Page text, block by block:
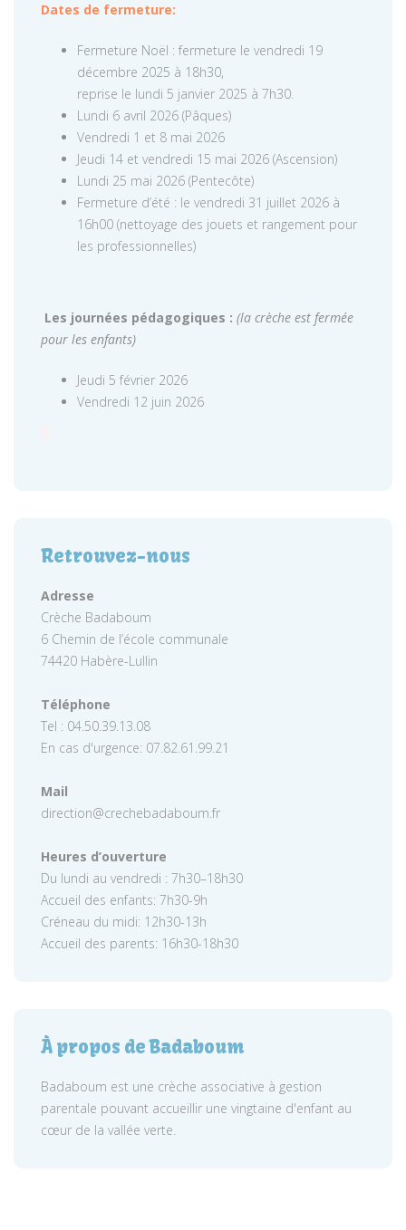
Dates de fermeture:
Fermeture Noël : fermeture le vendredi 19
décembre 2025 à 18h30,
reprise le lundi 5 janvier 2025 à 7h30.
Lundi 6 avril 2026 (Pâques)
Vendredi 1 et 8 mai 2026
Jeudi 14 et vendredi 15 mai 2026 (Ascension)
Lundi 25 mai 2026 (Pentecôte)
Fermeture d’été : le vendredi 31 juillet 2026 à
16h00 (nettoyage des jouets et rangement pour
les professionnelles)
Les journées pédagogiques : (la crèche est fermée
pour les enfants)
Jeudi 5 février 2026
Vendredi 12 juin 2026
Retrouvez-nous
Adresse
Crèche Badaboum
6 Chemin de l’école communale
74420 Habère-Lullin
Téléphone
Tel : 04.50.39.13.08
En cas d'urgence: 07.82.61.99.21
Mail
direction@crechebadaboum.fr
Heures d’ouverture
Du lundi au vendredi : 7h30–18h30
Accueil des enfants: 7h30-9h
Créneau du midi: 12h30-13h
Accueil des parents: 16h30-18h30
À propos de Badaboum
Badaboum est une crèche associative à gestion
parentale pouvant accueillir une vingtaine d'enfant au
cœur de la vallée verte.